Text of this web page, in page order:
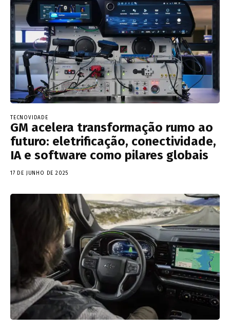
TECNOVIDADE
GM acelera transformação rumo ao
futuro: eletrificação, conectividade,
IA e software como pilares globais
17 DE JUNHO DE 2025